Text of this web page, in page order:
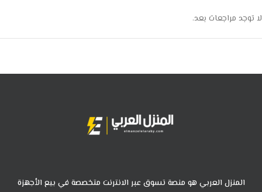
لا توجد مراجعات بعد.
المنزل العربي هو منصة تسوق عبر الانترنت متخصصة في بيع الأجهزة